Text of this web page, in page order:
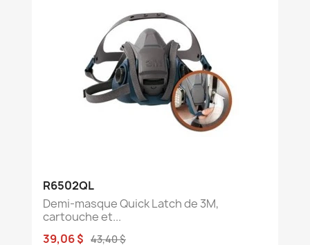
R6502QL
Demi-masque Quick Latch de 3M,
cartouche et...
39,06 $ 43,40 $